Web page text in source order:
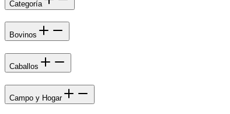
Categoría
Bovinos
Caballos
Campo y Hogar